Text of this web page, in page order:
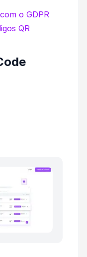
o GDPR
QR